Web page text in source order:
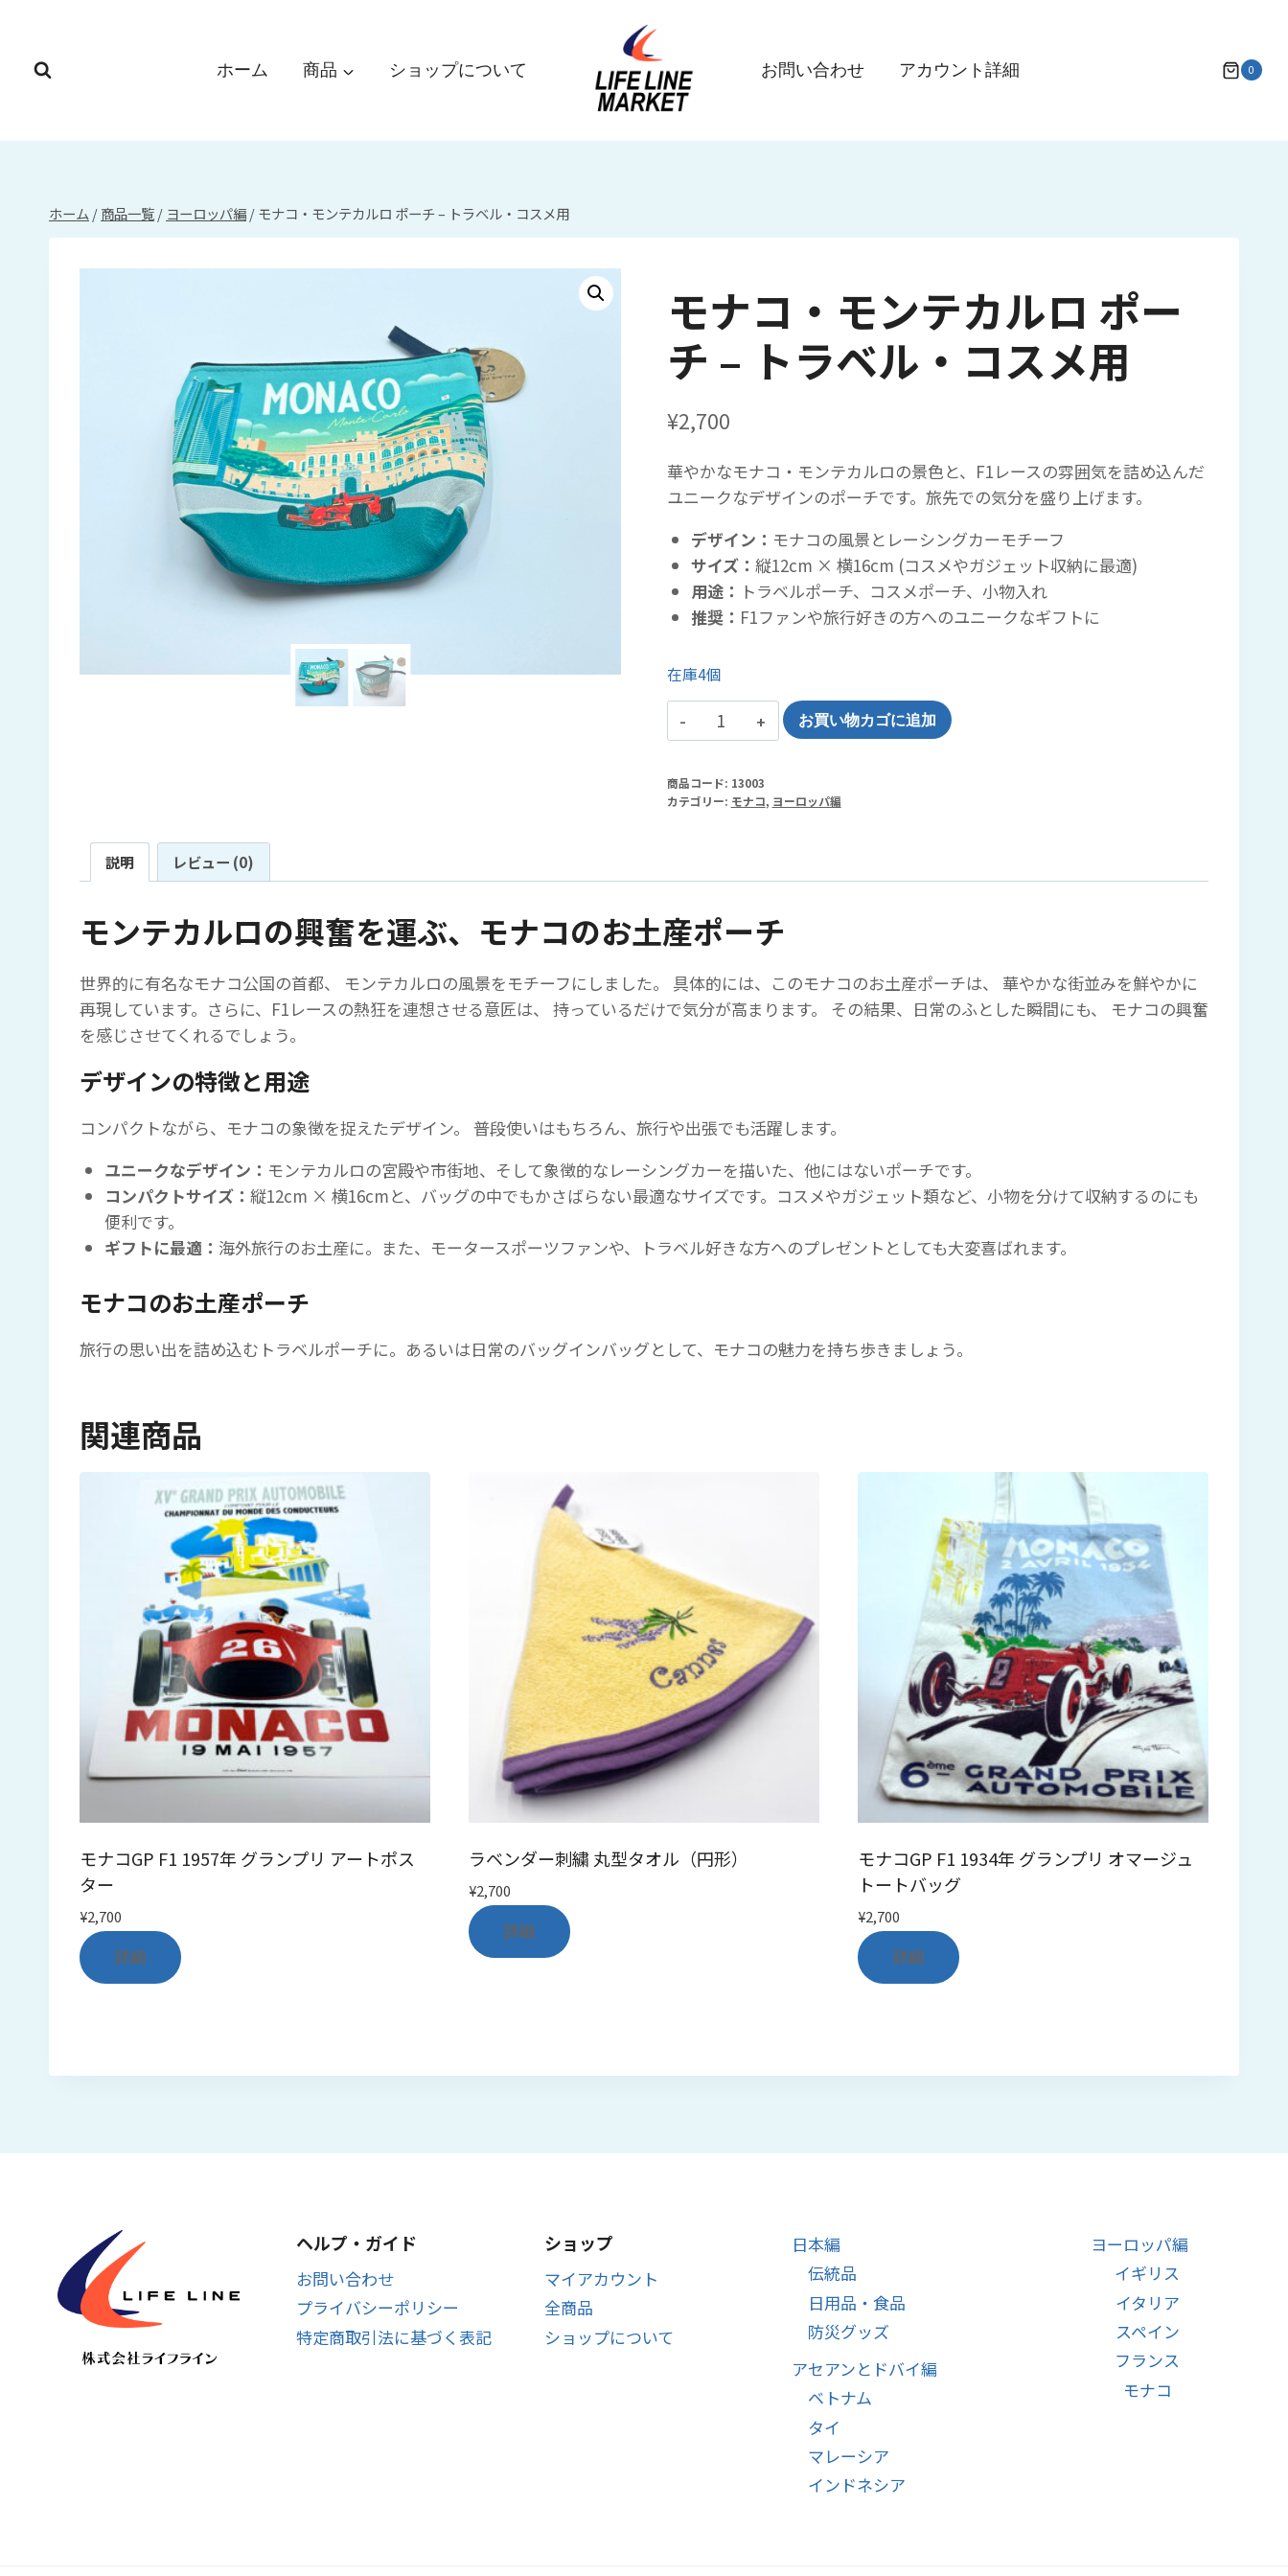
ホーム 商品 ショップについて お問い合わせ アカウント詳細 0
ホーム /商品一覧/ ヨーロッパ編/モナコ・モンテカルロ ポーチ – トラベル・コスメ用
モナコ・モンテカルロ ポー
チ – トラベル・コスメ用
¥2,700
華やかなモナコ・モンテカルロの景色と、F1レースの雰囲気を詰め込んだ
ユニークなデザインのポーチです。旅先での気分を盛り上げます。
デザイン： モナコの風景とレーシングカーモチーフ
サイズ：縦12cm × 横16cm (コスメやガジェット収納に最適)
用途： トラベルポーチ、コスメポーチ、小物入れ
推奨： F1ファンや旅行好きの方へのユニークなギフトに
在庫4個
モ
ナ
モ
ロ
ポ
ー
チ
-
ル・
ス
メ
個
お買い物カゴに追加
商品コード: 13003
カテゴリー: モナコ, ヨーロッパ編
説明 レビュー (0)
モンテカルロの興奮を運ぶ、モナコのお土産ポーチ
世界的に有名なモナコ公国の首都、 モンテカルロの風景をモチーフにしました。 具体的には、このモナコのお土産ポーチは、 華やかな街並みを鮮やかに
再現しています。さらに、F1レースの熱狂を連想させる意匠は、 持っているだけで気分が高まります。 その結果、日常のふとした瞬間にも、 モナコの興奮
を感じさせてくれるでしょう。
デザインの特徴と用途
コンパクトながら、モナコの象徴を捉えたデザイン。 普段使いはもちろん、旅行や出張でも活躍します。
ユニークなデザイン： モンテカルロの宮殿や市街地、そして象徴的なレーシングカーを描いた、他にはないポーチです。
コンパクトサイズ： 縦12cm × 横16cmと、バッグの中でもかさばらない最適なサイズです。コスメやガジェット類など、小物を分けて収納するのにも
便利です。
ギフトに最適： 海外旅行のお土産に。また、モータースポーツファンや、トラベル好きな方へのプレゼントとしても大変喜ばれます。
モナコのお土産ポーチ
旅行の思い出を詰め込むトラベルポーチに。あるいは日常のバッグインバッグとして、モナコの魅力を持ち歩きましょう。
関連商品
モナコGP F1 1957年 グランプリ アートポス
ター
¥2,700
詳細
ラベンダー刺繍 丸型タオル（円形）
¥2,700
詳細
モナコGP F1 1934年 グランプリ オマージュ
トートバッグ
¥2,700
詳細
ヘルプ・ガイド
お問い合わせ
プライバシーポリシー
特定商取引法に基づく表記
ショップ
マイアカウント
全商品
ショップについて
日本編
伝統品
日用品・食品
防災グッズ
アセアンとドバイ編
ベトナム
タイ
マレーシア
インドネシア
ヨーロッパ編
イギリス
イタリア
スペイン
フランス
モナコ